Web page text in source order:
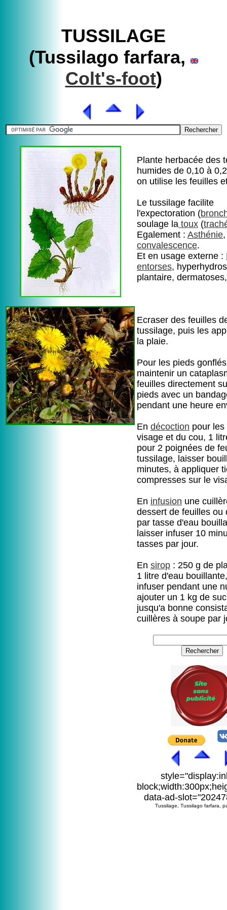
TUSSILAGE
(Tussilago farfara,
Colt's-foot)
Plante herbacée des
humides de 0,10 à
on utilise les feuilles
Le tussilage facilite
l'expectoration (
soulage la toux (
Egalement : Asthénie,
convalescence.
Et en usage externe :
entorses,
plantaire,
Ecraser des feuilles
tussilage, puis les
la plaie.
Pour les pieds
maintenir un
feuilles directement
pieds avec un
pendant une heure
En décoction pour
visage et du cou, 1
pour 2 poignées de
tussilage, laisser
minutes, à appliquer
compresses sur le
En infusion une
dessert de feuilles ou
par tasse d'eau
laisser infuser 10
tasses par jour.
En sirop : 250 g de
1 litre d'eau
infuser pendant une
ajouter un 1 kg de
jusqu'a bonne
cuillères à soupe par
data-ad-
Tussilage, Tussilago farfara,